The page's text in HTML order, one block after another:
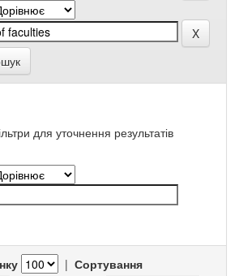
для уточнення результатів
| Сортування